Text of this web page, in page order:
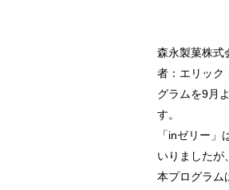
森永製菓株式
者：エリック
グラムを9月
す。
「inゼリー
いりましたが
本プログラム